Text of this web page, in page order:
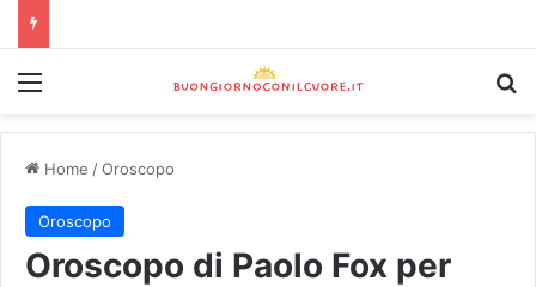
Home /Oroscopo
Oroscopo
Oroscopo di Paolo Fox per